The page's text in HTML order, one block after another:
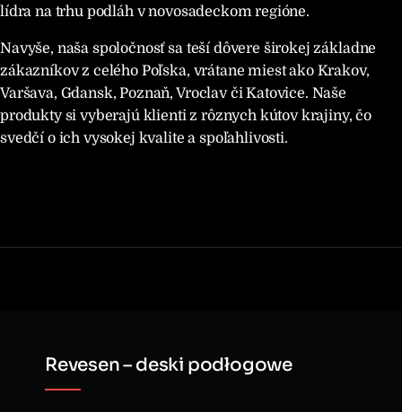
lídra na trhu podláh v novosadeckom regióne.
Navyše, naša spoločnosť sa teší dôvere širokej základne
zákazníkov z celého Poľska, vrátane miest ako Krakov,
Varšava, Gdansk, Poznaň, Vroclav či Katovice. Naše
produkty si vyberajú klienti z rôznych kútov krajiny, čo
svedčí o ich vysokej kvalite a spoľahlivosti.
Revesen – deski podłogowe